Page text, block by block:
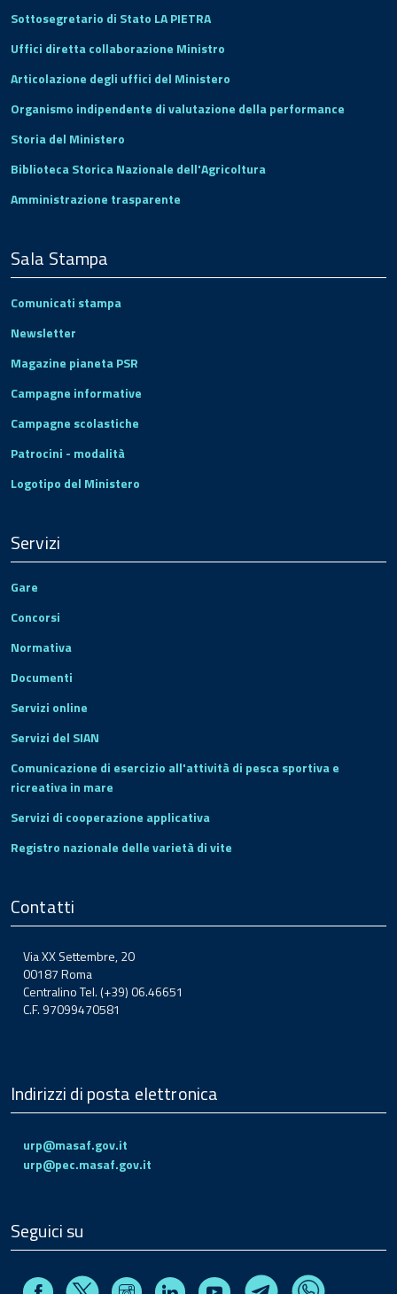
Sottosegretario di Stato LA PIETRA
Uffici diretta collaborazione Ministro
Articolazione degli uffici del Ministero
Organismo indipendente di valutazione della performance
Storia del Ministero
Biblioteca Storica Nazionale dell'Agricoltura
Amministrazione trasparente
Sala Stampa
Comunicati stampa
Newsletter
Magazine pianeta PSR
Campagne informative
Campagne scolastiche
Patrocini - modalità
Logotipo del Ministero
Servizi
Gare
Concorsi
Normativa
Documenti
Servizi online
Servizi del SIAN
Comunicazione di esercizio all'attività di pesca sportiva e
ricreativa in mare
Servizi di cooperazione applicativa
Registro nazionale delle varietà di vite
Contatti
Via XX Settembre, 20
00187 Roma
Centralino Tel. (+39) 06.46651
C.F. 97099470581
Indirizzi di posta elettronica
urp@masaf.gov.it
urp@pec.masaf.gov.it
Seguici su
Facebook InstagramLinkedin Youtube